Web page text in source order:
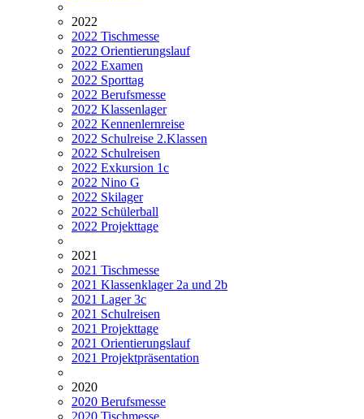
2022
2022 Tischmesse
2022 Orientierungslauf
2022 Examen
2022 Sporttag
2022 Berufsmesse
2022 Klassenlager
2022 Kennenlernreise
2022 Schulreise 2.Klassen
2022 Schulreisen
2022 Exkursion 1c
2022 Nino G
2022 Skilager
2022 Schülerball
2022 Projekttage
2021
2021 Tischmesse
2021 Klassenklager 2a und 2b
2021 Lager 3c
2021 Schulreisen
2021 Projekttage
2021 Orientierungslauf
2021 Projektpräsentation
2020
2020 Berufsmesse
2020 Tischmesse